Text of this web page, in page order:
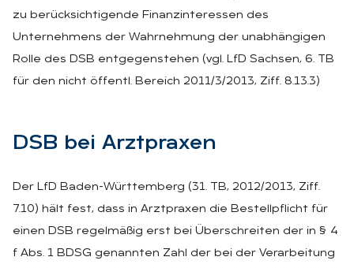
zu berücksichtigende Finanzinteressen des
Unternehmens der Wahrnehmung der unabhängigen
Rolle des DSB entgegenstehen (vgl. LfD Sachsen, 6. TB
für den nicht öffentl. Bereich 2011/3/2013, Ziff. 8.13.3)
DSB bei Arzt­pra­xen
Der LfD Baden-Württemberg (31. TB, 2012/2013, Ziff.
7.10) hält fest, dass in Arztpraxen die Bestellpflicht für
einen DSB regelmäßig erst bei Überschreiten der in § 4
f Abs. 1 BDSG genannten Zahl der bei der Verarbeitung